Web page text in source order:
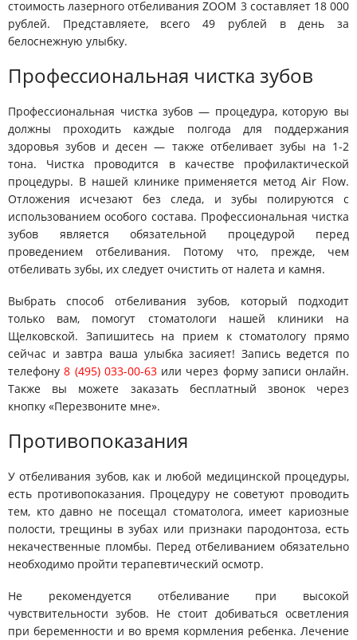
стоимость лазерного отбеливания ZOOM 3 составляет 18 000
рублей. Представляете, всего 49 рублей в день за
белоснежную улыбку.
Профессиональная чистка зубов
Профессиональная чистка зубов — процедура, которую вы
должны проходить каждые полгода для поддержания
здоровья зубов и десен — также отбеливает зубы на 1-2
тона. Чистка проводится в качестве профилактической
процедуры. В нашей клинике применяется метод Air Flow.
Отложения исчезают без следа, и зубы полируются с
использованием особого состава. Профессиональная чистка
зубов является обязательной процедурой перед
проведением отбеливания. Потому что, прежде, чем
отбеливать зубы, их следует очистить от налета и камня.
Выбрать способ отбеливания зубов, который подходит
только вам, помогут стоматологи нашей клиники на
Щелковской. Запишитесь на прием к стоматологу прямо
сейчас и завтра ваша улыбка засияет! Запись ведется по
телефону8 (495) 033-00-63или через форму записи онлайн.
Также вы можете заказать бесплатный звонок через
кнопку «Перезвоните мне».
Противопоказания
У отбеливания зубов, как и любой медицинской процедуры,
есть противопоказания. Процедуру не советуют проводить
тем, кто давно не посещал стоматолога, имеет кариозные
полости, трещины в зубах или признаки пародонтоза, есть
некачественные пломбы. Перед отбеливанием обязательно
необходимо пройти терапевтический осмотр.
Не рекомендуется отбеливание при высокой
чувствительности зубов. Не стоит добиваться осветления
при беременности и во время кормления ребенка. Лечение